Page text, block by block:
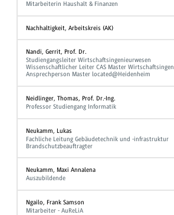
Mitarbeiterin Haushalt & Finanzen
Nachhaltigkeit, Arbeitskreis (AK)
Nandi, Gerrit, Prof. Dr.
Studiengangsleiter Wirtschaftsingenieurwesen
Wissenschaftlicher Leiter CAS Master
Ansprechperson Master located@Heidenheim
Neidlinger, Thomas, Prof. Dr.-Ing.
Professor Studiengang Informatik
Neukamm, Lukas
Fachliche Leitung Gebäudetechnik und -infrastruktur
Brandschutzbeauftragter
Neukamm, Maxi Annalena
Auszubildende
Ngailo, Frank Samson
Mitarbeiter - AuReLiA